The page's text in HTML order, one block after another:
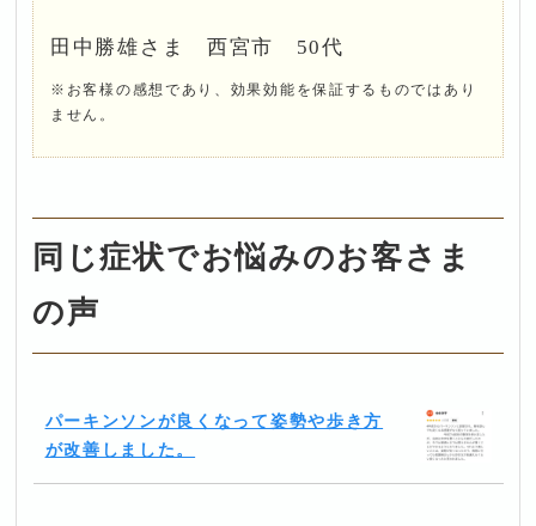
田中勝雄さま 西宮市 50代
※お客様の感想であり、効果効能を保証するものではあり
ません。
同じ症状でお悩みのお客さま
の声
パーキンソンが良くなって姿勢や歩き方
が改善しました。